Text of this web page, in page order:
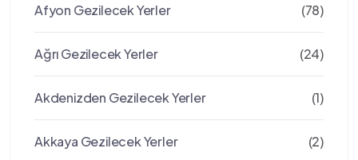
Afyon Gezilecek Yerler (78)
Ağrı Gezilecek Yerler (24)
Akdenizden Gezilecek Yerler (1)
Akkaya Gezilecek Yerler (2)